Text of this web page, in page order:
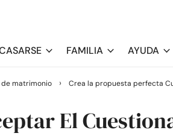
FAMILIA AYUDA
matrimonio › Crea la propuesta perfecta
El